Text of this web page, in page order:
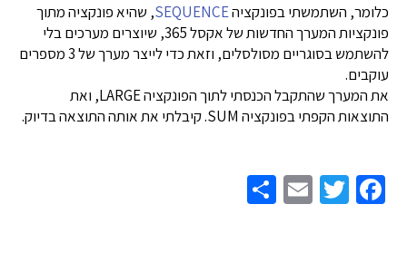
כלומר, השתמשתי בפונקציהSEQUENCE, שהיא פונקציה מתוך
פונקציות המערך החדשות של אקסל 365, שיוצרים מערכים בלי
להשתמש בסוגריים מסולסלים, וזאת כדי לייצר מערך של 3 מספרים
עוקבים.
את המערך שהתקבל הכנסתי לתוך הפונקציה LARGE, ואת
התוצאות הקפתי בפונקציה SUM. קיבלתי את אותה התוצאה בדיוק.
Facebook
Twitter
Email